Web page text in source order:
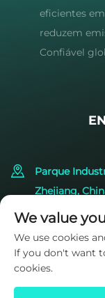
eficientes
reduzem
Confiável
Parque
Zhejiang,
We value
We use cookies
If you don't want
cookies.